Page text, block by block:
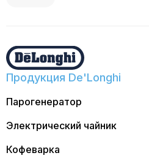
Продукция De'Longhi
Парогенератор
Электрический чайник
Кофеварка